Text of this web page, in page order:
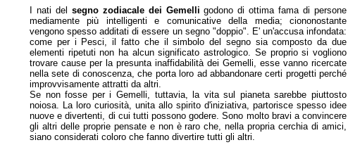
I nati del segno zodiacale dei Gemelli godono di ottima fama di persone
mediamente più intelligenti e comunicative della media; ciononostante
vengono spesso additati di essere un segno "doppio". E' un'accusa infondata:
come per i Pesci, il fatto che il simbolo del segno sia composto da due
elementi ripetuti non ha alcun significato astrologico. Se proprio si vogliono
trovare cause per la presunta inaffidabilità dei Gemelli, esse vanno ricercate
nella sete di conoscenza, che porta loro ad abbandonare certi progetti perché
improvvisamente attratti da altri.
Se non fosse per i Gemelli, tuttavia, la vita sul pianeta sarebbe piuttosto
noiosa. La loro curiosità, unita allo spirito d'iniziativa, partorisce spesso idee
nuove e divertenti, di cui tutti possono godere. Sono molto bravi a convincere
gli altri delle proprie pensate e non è raro che, nella propria cerchia di amici,
siano considerati coloro che fanno divertire tutti gli altri.